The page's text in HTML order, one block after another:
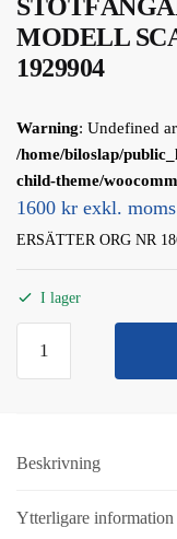
MODELL
1929904
Warning: Undefined
/home/biloslap/
child-theme/
1600 kr exkl. moms
ERSÄTTER ORG NR
I lager
HÖGER
1865183
1929904
Beskrivning
Ytterligare information